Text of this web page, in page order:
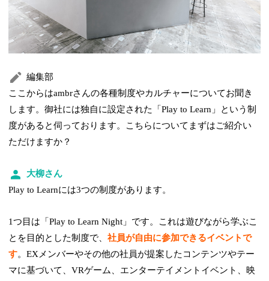
編集部
ここからはambrさんの各種制度やカルチャーについてお聞き
します。御社には独自に設定された「Play to Learn」という制
度があると伺っております。こちらについてまずはご紹介い
ただけますか？
大柳さん
Play to Learnには3つの制度があります。
1つ目は「Play to Learn Night」です。これは遊びながら学ぶこ
とを目的とした制度で、社員が自由に参加できるイベントで
す。EXメンバーやその他の社員が提案したコンテンツやテー
マに基づいて、VRゲーム、エンターテイメントイベント、映